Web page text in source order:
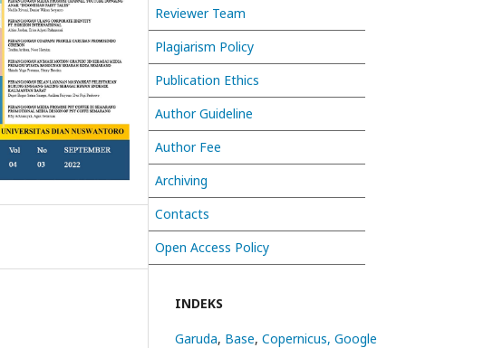
Reviewer Team
Plagiarism Policy
Publication Ethics
Author Guideline
Author Fee
Archiving
Contacts
Open Access Policy
INDEKS
Garuda, Base, Copernicus, Google